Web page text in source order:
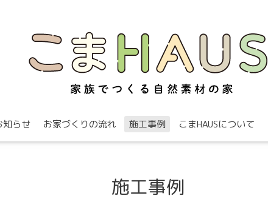
知らせ お家づくりの流れ 施工事例 こまHAUSについて
施工事例